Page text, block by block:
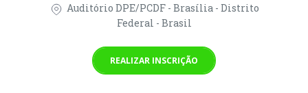
Auditório DPE/PCDF - Brasília - Distrito
Federal - Brasil
REALIZAR INSCRIÇÃO